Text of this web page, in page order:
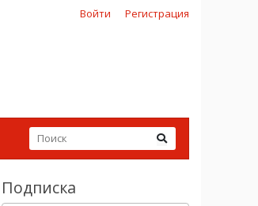
Войти Регистрация
Подписка